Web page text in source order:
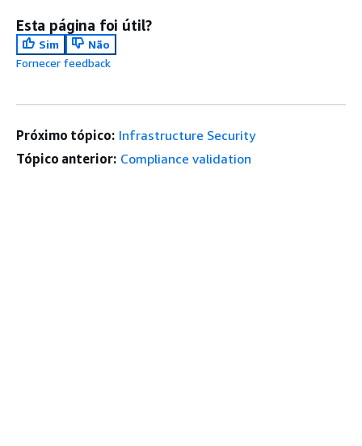
Esta página foi útil?
Sim
Não
Fornecer feedback
Próximo tópico: Infrastructure Security
Tópico anterior: Compliance validation